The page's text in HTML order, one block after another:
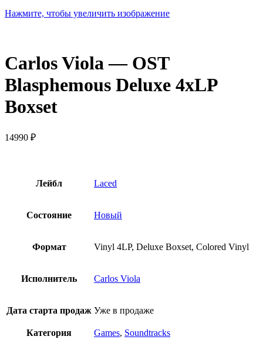
Нажмите, чтобы увеличить изображение
Carlos Viola — OST
Blasphemous Deluxe 4xLP
Boxset
14990 ₽
Лейбл Laced
Состояние Новый
Формат Vinyl 4LP, Deluxe Boxset, Colored Vinyl
Исполнитель Carlos Viola
Дата старта продаж Уже в продаже
Категория Games, Soundtracks